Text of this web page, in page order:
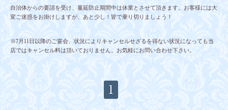
自治体からの要請を受け、蔓延防止期間中は休業とさせて頂きます。お客様には大
変ご迷惑をお掛けしますが、あと少し！皆で乗り切りましょう！
※7月11日以降のご宴会、状況によりキャンセルせざるを得ない状況になっても当
店ではキャンセル料は頂いておりません。お気軽にお問い合わせ下さい。
1